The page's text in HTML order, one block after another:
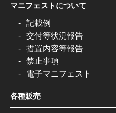
マニフェストについて
記載例
交付等状況報告
措置内容等報告
禁止事項
電子マニフェスト
各種販売